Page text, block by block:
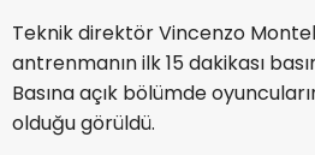
Teknik direktör Vincenzo
antrenmanın ilk 15 dakikası
Basına açık bölümde
olduğu görüldü.